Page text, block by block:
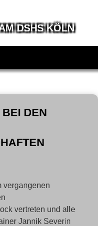
DSHS KÖLN
DEN
vergangenen
vertreten und alle
Jannik Severin